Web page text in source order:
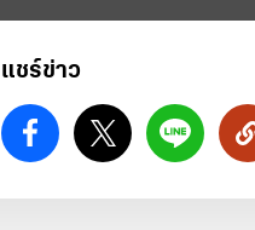
แชร์ข่าว